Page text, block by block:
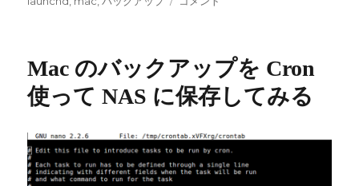
の
よ
う
デ
ィ
レ
Mac のバックアップを Cron
使って NAS に保存してみる